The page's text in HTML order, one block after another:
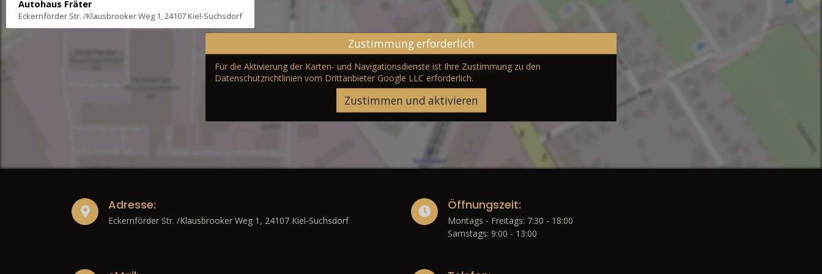
Autohaus Fräter
Eckernförder Str. /Klausbrooker Weg 1, 24107 Kiel-Suchsdorf
Zustimmung erforderlich
Für die Aktivierung der Karten- und Navigationsdienste ist Ihre Zustimmung zu den
Datenschutzrichtlinien vom Drittanbieter Google LLC erforderlich.
Zustimmen und aktivieren
Adresse:
Eckernförder Str. /Klausbrooker Weg 1, 24107 Kiel-Suchsdorf
Öffnungszeit:
Montags - Freitags: 7:30 - 18:00
Samstags: 9:00 - 13:00